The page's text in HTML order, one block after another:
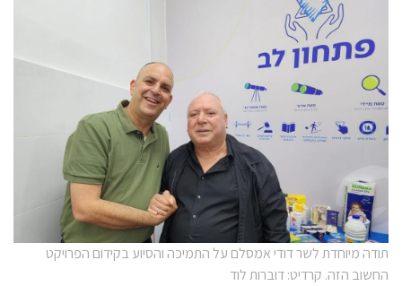
תודה מיוחדת לשר דודי אמסלם על התמיכה והסיוע בקידום הפרויקט
החשוב הזה. קרדיט: דוברות לוד